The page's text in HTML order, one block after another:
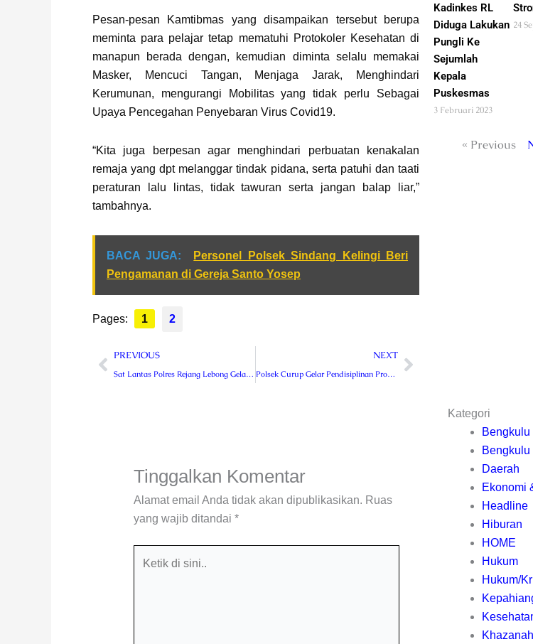
Pesan-pesan Kamtibmas yang disampaikan tersebut berupa
meminta para pelajar tetap mematuhi Protokoler Kesehatan di
manapun berada dengan, kemudian diminta selalu memakai
Masker, Mencuci Tangan, Menjaga Jarak, Menghindari
Kerumunan, mengurangi Mobilitas yang tidak perlu Sebagai
Upaya Pencegahan Penyebaran Virus Covid19.
“Kita juga berpesan agar menghindari perbuatan kenakalan
remaja yang dpt melanggar tindak pidana, serta patuhi dan taati
peraturan lalu lintas, tidak tawuran serta jangan balap liar,”
tambahnya.
BACA JUGA:
Personel Polsek Sindang Kelingi Beri
Pengamanan di Gereja Santo Yosep
Pages: 1 2
Prev
PREVIOUS
Sat Lantas Polres Rejang Lebong Gelar Koordinasi 5 Pilar
NEXT
Polsek Curup Gelar Pendisiplinan Prokes
Next
Kadinkes RL
Diduga Lakukan
Pungli Ke
Sejumlah
Kepala
Puskesmas
3 Februari 2023
24
« Previous
Tinggalkan Komentar
Alamat email Anda tidak akan dipublikasikan. Ruas
yang wajib ditandai *
Kategori
Bengkulu
Bengkulu
Daerah
Ekonomi
Headline
Hiburan
HOME
Hukum
Hukum/
Khazanah